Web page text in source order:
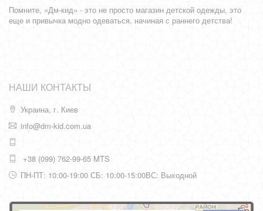
Помните, «Дм-кид» - это не просто магазин детской одежды, это
еще и привычка модно одеваться, начиная с раннего детства!
НАШИ КОНТАКТЫ
Украина, г. Киев
info@dm-kid.com.ua
+38 (099) 762-99-65 MTS
ПН-ПТ: 10:00-19:00 СБ: 10:00-15:00ВС: Выходной